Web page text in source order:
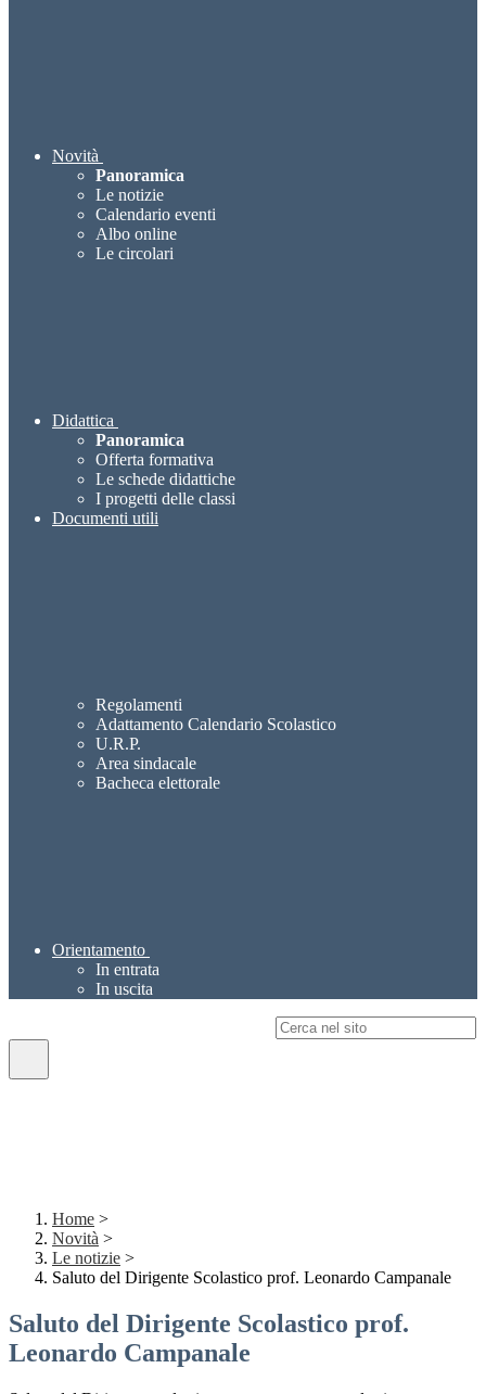
Novità
Panoramica
Le notizie
Calendario eventi
Albo online
Le circolari
Didattica
Panoramica
Offerta formativa
Le schede didattiche
I progetti delle classi
Documenti utili
Regolamenti
Adattamento Calendario Scolastico
U.R.P.
Area sindacale
Bacheca elettorale
Orientamento
In entrata
In uscita
Home >
Novità >
Le notizie >
Saluto del Dirigente Scolastico prof. Leonardo Campanale
Saluto del Dirigente Scolastico prof.
Leonardo Campanale